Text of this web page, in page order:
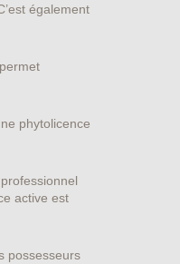
également
phytolicence
active est
possesseurs